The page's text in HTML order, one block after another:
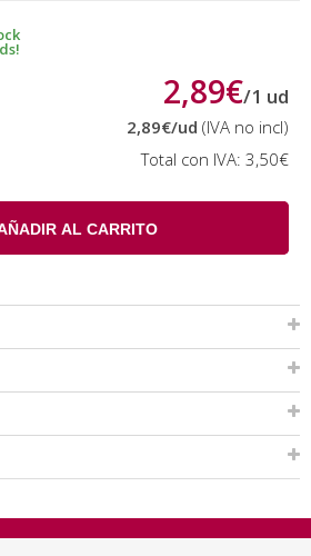
2,89€/1 ud
2,89€/ud (IVA no incl)
Total con IVA: 3,50€
AL CARRITO